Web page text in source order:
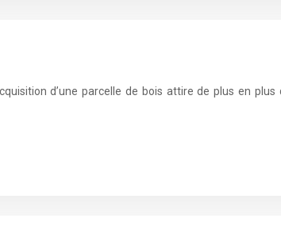
d’une parcelle de bois attire de plus en plus